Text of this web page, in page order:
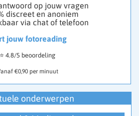
op jouw vragen
discreet en anoniem
via chat of telefoon
jouw fotoreading
⭐ 4.8/5 beoordeling
€0,90 per minuut
onderwerpen